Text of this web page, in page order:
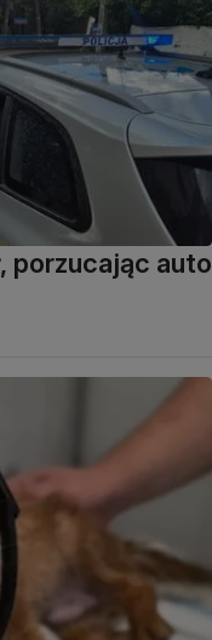
porzucając auto